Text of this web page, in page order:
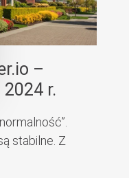
–
r.
stabilne. Z